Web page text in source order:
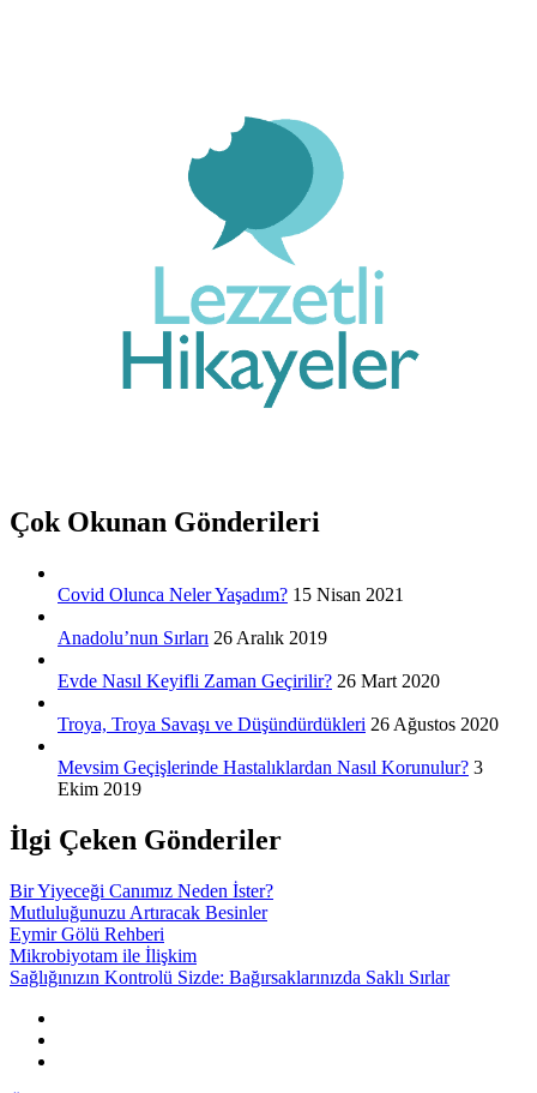
Çok Okunan Gönderileri
Covid Olunca Neler Yaşadım? 15 Nisan 2021
Anadolu’nun Sırları 26 Aralık 2019
Evde Nasıl Keyifli Zaman Geçirilir? 26 Mart 2020
Troya, Troya Savaşı ve Düşündürdükleri 26 Ağustos 2020
Mevsim Geçişlerinde Hastalıklardan Nasıl Korunulur? 3
Ekim 2019
İlgi Çeken Gönderiler
Bir Yiyeceği Canımız Neden İster?
Mutluluğunuzu Artıracak Besinler
Eymir Gölü Rehberi
Mikrobiyotam ile İlişkim
Sağlığınızın Kontrolü Sizde: Bağırsaklarınızda Saklı Sırlar